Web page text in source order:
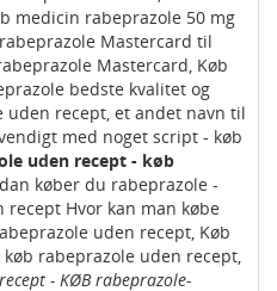
medicin rabeprazole 50 mg
Mastercard til
Mastercard, Køb
bedste kvalitet og
uden recept, et andet navn til
med noget script - køb
uden recept - køb
køber du rabeprazole -
Hvor kan man købe
uden recept, Køb
rabeprazole uden recept,
- KØB rabeprazole-